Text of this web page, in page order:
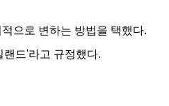
으로 변하는 방법을 택했다.
랜드'라고 규정했다.